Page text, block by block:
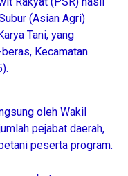
(Asian Agri)
Tani, yang
Kecamatan
oleh Wakil
pejabat daerah,
peserta program.